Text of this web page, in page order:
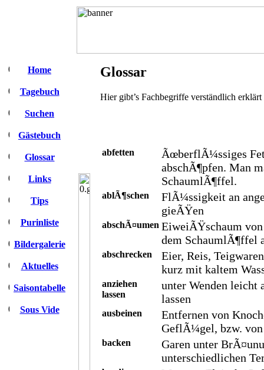
Home
Tagebuch
Suchen
Gästebuch
Glossar
Links
Tips
Purinliste
Bildergalerie
Aktuelles
Saisontabelle
Sous Vide
Glossar
Hier gibt’s Fachbegriffe verständlich erklärt
abfetten
ÃœberflÃ¼ssiges
abschÃ¶pfen. Man
SchaumlÃ¶ffel.
ablÃ¶schen
FlÃ¼ssigkeit an
gieÃŸen
abschÃ¤umen EiweiÃŸschaum
dem SchaumlÃ¶ffel
abschrecken
Eier, Reis,
kurz mit kaltem
anziehen
lassen
unter Wenden leicht
lassen
ausbeinen
Entfernen von
GeflÃ¼gel, bzw.
backen
Garen unter
unterschiedlichen